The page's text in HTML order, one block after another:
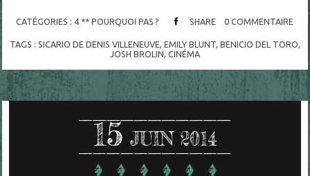
CATÉGORIES : 4 ** POURQUOI PAS ? SHARE 0 COMMENTAIRE
TAGS : SICARIO DE DENIS VILLENEUVE, EMILY BLUNT, BENICIO DEL TORO,
JOSH BROLIN, CINÉMA
15 JUIN 2014